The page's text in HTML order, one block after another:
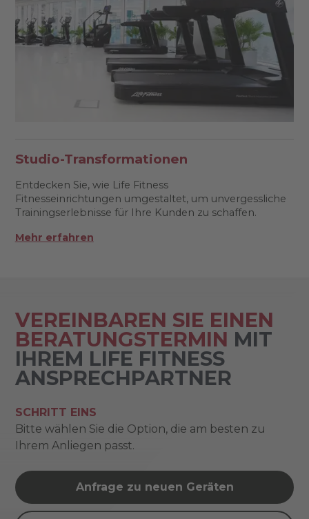
Studio-Transformationen
Entdecken Sie, wie Life Fitness
Fitnesseinrichtungen umgestaltet, um unvergessliche
Trainingserlebnisse für Ihre Kunden zu schaffen.
Mehr erfahren
VEREINBAREN SIE EINEN
BERATUNGSTERMIN MIT
IHREM LIFE FITNESS
ANSPRECHPARTNER
SCHRITT EINS
Bitte wählen Sie die Option, die am besten zu
Ihrem Anliegen passt.
Anfrage zu neuen Geräten